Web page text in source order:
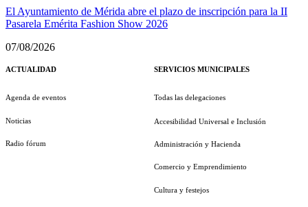
El Ayuntamiento de Mérida abre el plazo de inscripción para la II
Pasarela Emérita Fashion Show 2026
07/08/2026
ACTUALIDAD
Agenda de eventos
Noticias
Radio fórum
SERVICIOS MUNICIPALES
Todas las delegaciones
Accesibilidad Universal e Inclusión
Administración y Hacienda
Comercio y Emprendimiento
Cultura y festejos